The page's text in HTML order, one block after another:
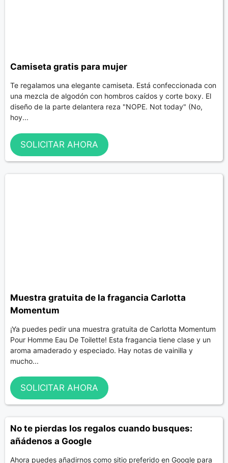
Camiseta gratis para mujer
Te regalamos una elegante camiseta. Está confeccionada con
una mezcla de algodón con hombros caídos y corte boxy. El
diseño de la parte delantera reza "NOPE. Not today" (No,
hoy...
SOLICITAR AHORA
Muestra gratuita de la fragancia Carlotta
Momentum
¡Ya puedes pedir una muestra gratuita de Carlotta Momentum
Pour Homme Eau De Toilette! Esta fragancia tiene clase y un
aroma amaderado y especiado. Hay notas de vainilla y
mucho...
SOLICITAR AHORA
No te pierdas los regalos cuando busques:
añádenos a Google
Ahora puedes añadirnos como sitio preferido en Google para